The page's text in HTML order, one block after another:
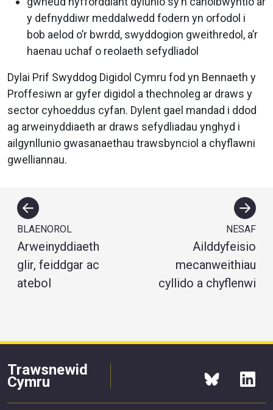
y defnyddiwr meddalwedd fodern yn orfodol i
bob aelod o’r bwrdd, swyddogion gweithredol, a’r
haenau uchaf o reolaeth sefydliadol
Dylai Prif Swyddog Digidol Cymru fod yn Bennaeth y
Proffesiwn ar gyfer digidol a thechnoleg ar draws y
sector cyhoeddus cyfan. Dylent gael mandad i ddod
ag arweinyddiaeth ar draws sefydliadau ynghyd i
ailgynllunio gwasanaethau trawsbynciol a chyflawni
gwelliannau.
BLAENOROL
Arweinyddiaeth
glir, feiddgar ac
atebol
NESAF
Ailddyfeisio
mecanweithiau
cyllido a chyflenwi
Trawsnewid
Cymru